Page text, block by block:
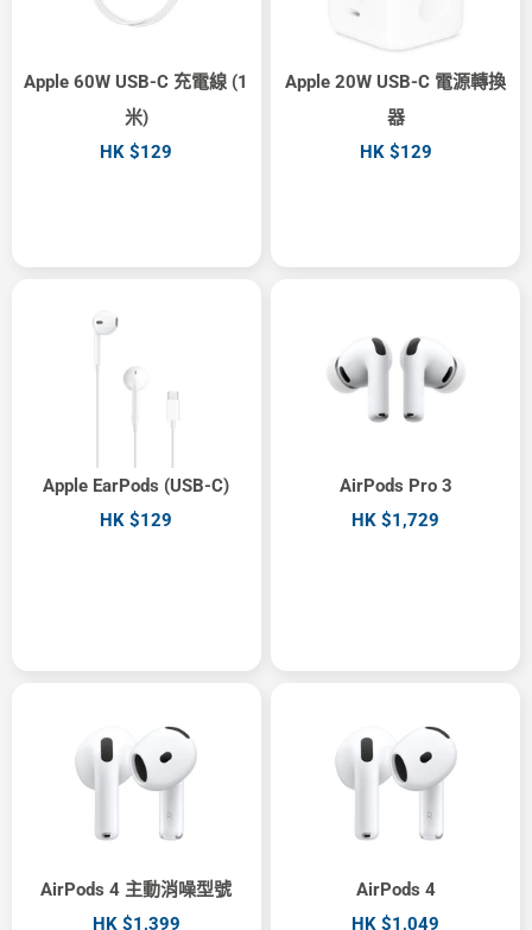
Apple 60W USB-C 充電線 (1
米)
HK $129
Apple 20W USB-C 電源轉換
器
HK $129
Apple EarPods (USB-C)
HK $129
AirPods Pro 3
HK $1,729
AirPods 4 主動消噪型號
HK $1,399
AirPods 4
HK $1,049